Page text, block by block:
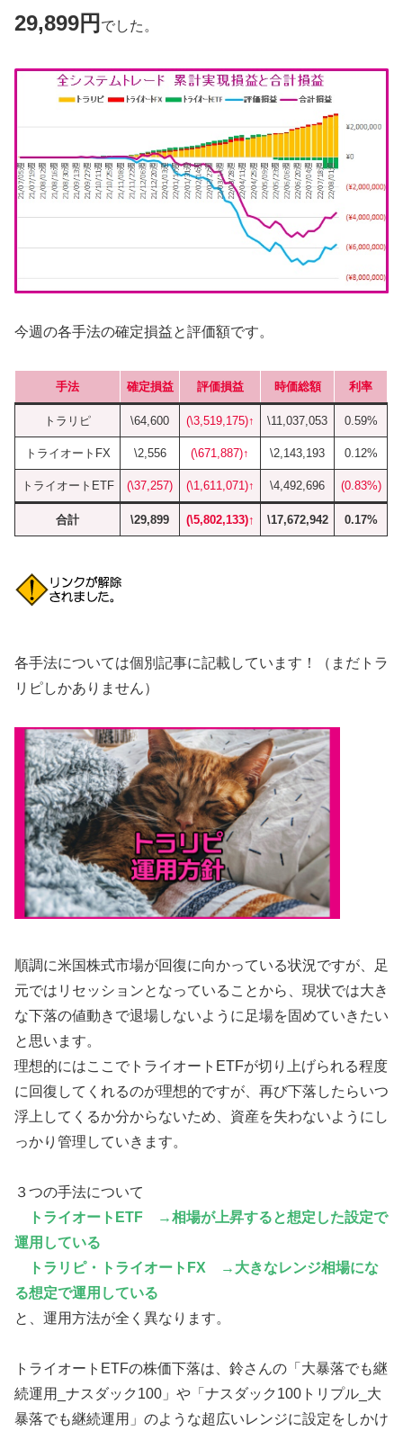
29,899円 でした。
今週の各手法の確定損益と評価額です。
手法 確定損益 評価損益 時価総額 利率
トラリピ \64,600 (\3,519,175)↑ \11,037,053 0.59%
トライオートFX \2,556 (\671,887)↑ \2,143,193 0.12%
トライオートETF (\37,257) (\1,611,071)↑ \4,492,696 (0.83%)
合計 \29,899 (\5,802,133)↑ \17,672,942 0.17%
各手法については個別記事に記載しています！（まだトラ
リピしかありません）
順調に米国株式市場が回復に向かっている状況ですが、足
元ではリセッションとなっていることから、現状では大き
な下落の値動きで退場しないように足場を固めていきたい
と思います。
理想的にはここでトライオートETFが切り上げられる程度
に回復してくれるのが理想的ですが、再び下落したらいつ
浮上してくるか分からないため、資産を失わないようにし
っかり管理していきます。
３つの手法について
トライオートETF →相場が上昇すると想定した設定で
運用している
トラリピ・トライオートFX →大きなレンジ相場にな
る想定で運用している
と、運用方法が全く異なります。
トライオートETFの株価下落は、鈴さんの「大暴落でも継
続運用_ナスダック100」や「ナスダック100トリプル_大
暴落でも継続運用」のような超広いレンジに設定をしかけ